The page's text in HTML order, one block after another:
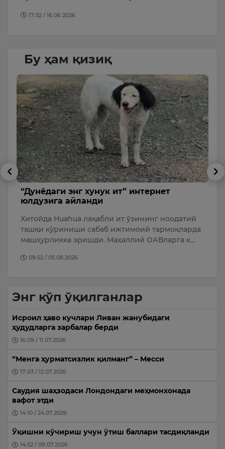
17:52 / 16.06.2026
Бу ҳам қизиқ
“Дунёдаги энг хунук ит” интернет
юлдузига айланди
Хитойда Huahua лақабли ит ўзининг ноодатий
ташқи кўриниши сабаб ижтимоий тармоқларда
машҳурликка эришди. Маҳаллий ОАВларга к…
09:52 / 05.08.2026
Энг кўп ўқилганлар
Исроил ҳаво кучлари Ливан жанубидаги
ҳудудларга зарбалар берди
16:09 / 11.07.2026
“Менга ҳурматсизлик қилманг” – Месси
17:03 / 12.07.2026
Саудия шаҳзодаси Лондондаги меҳмонхонада
вафот этди
14:10 / 24.07.2026
Ўқишни кўчириш учун ўтиш баллари тасдиқланди
14:52 / 09.07.2026